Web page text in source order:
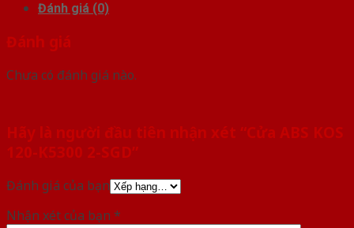
Đánh giá (0)
Đánh giá
Chưa có đánh giá nào.
Hãy là người đầu tiên nhận xét “Cửa ABS KOS
120-K5300 2-SGD”
Đánh giá của bạn
Nhận xét của bạn *